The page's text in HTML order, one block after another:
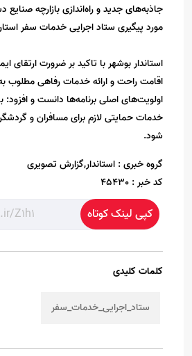
جاذبه‌های جدید و راه‌اندازی بازارچه
مورد پیگیری ستاد اجرایی خدمات سفر
استاندار بوشهر با تاکید بر ضرورت ارتقای
اقامت راحت و ارائه خدمات رفاهی مطلوب
اولویت‌های اصلی برنامه‌ها دانست و افزود:
خدمات حمایتی لازم برای مسافران و
شود.
گروه خبری : استاندار,گزارش تصویری
کد خبر : 45430
کپی لینک کوتاه
کلمات کلیدی
ستاد_اجرایی_خدمات_سفر